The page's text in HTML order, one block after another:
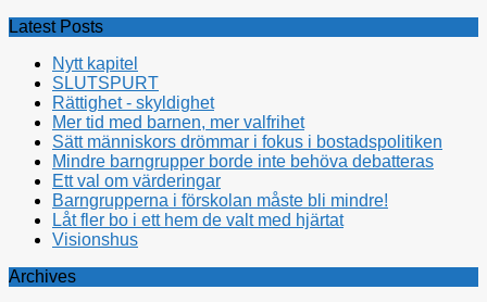
Latest Posts
Nytt kapitel
SLUTSPURT
Rättighet - skyldighet
Mer tid med barnen, mer valfrihet
Sätt människors drömmar i fokus i bostadspolitiken
Mindre barngrupper borde inte behöva debatteras
Ett val om värderingar
Barngrupperna i förskolan måste bli mindre!
Låt fler bo i ett hem de valt med hjärtat
Visionshus
Archives